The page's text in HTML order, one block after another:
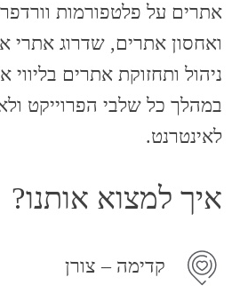
אתרים על פלטפורמות
ואחסון אתרים, שדרוג אתרי
ניהול ותחזוקת אתרים בליווי
במהלך כל שלבי הפרוייקט
לאינטרנט.
איך למצוא אותנו?
קדימה – צורן